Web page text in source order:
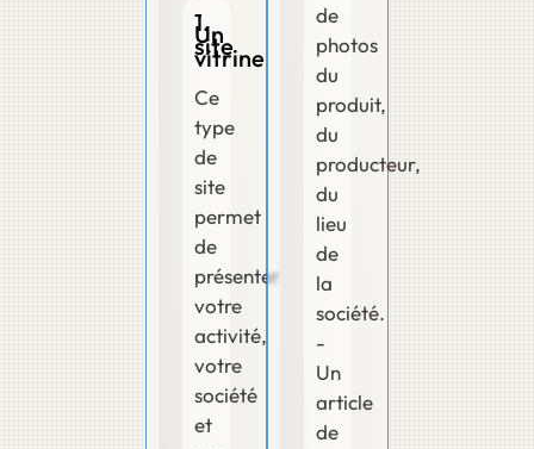
1.
Un
site
vitrine
Ce
type
de
site
permet
de
présenter
votre
activité,
votre
société
et
de
photos
du
produit,
du
producteur,
du
lieu
de
la
société.
-
Un
article
de